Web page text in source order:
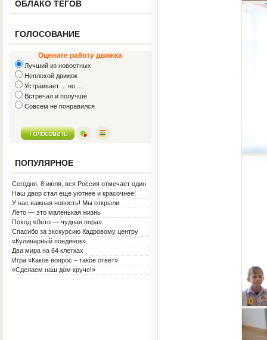
ОБЛАКО ТЕГОВ
ГОЛОСОВАНИЕ
Оцените работу движка
Лучший из новостных
Неплохой движок
Устраивает ... но ...
Встречал и получше
Совсем не понравился
ПОПУЛЯРНОЕ
Сегодня, 8 июля, вся Россия отмечает один
из самых светлых праздников — День
семьи, любви и верности!
Наш двор стал еще уютнее и красочнее!
У нас важная новость! Мы открыли
Социальную гостиную.
Лето — это маленькая жизнь
Поход «Лето — чудная пора»
Спасибо за экскурсию Кадровому центру
«Кулинарный поединок»
Два мира на 64 клетках
Игра «Каков вопрос – таков ответ»
«Сделаем наш дом круче!»